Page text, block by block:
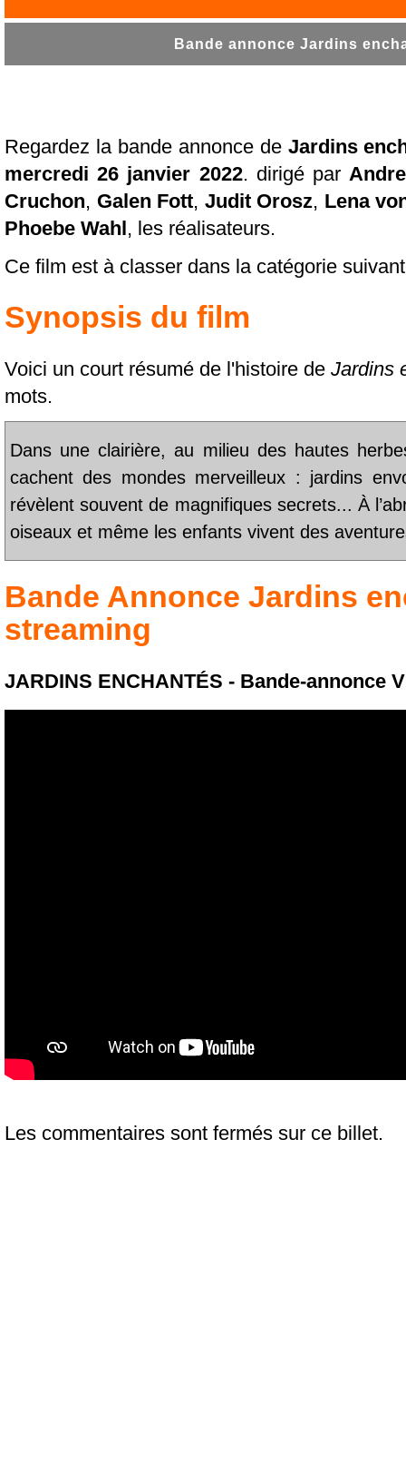
Bande annonce Jardins
Regardez la bande annonce de Jardins
mercredi 26 janvier 2022. dirigé par
Cruchon, Galen Fott, Judit Orosz, Lena
Phoebe Wahl , les réalisateurs.
Ce film est à classer dans la catégorie
Synopsis du film
Voici un court résumé de l'histoire de Jardins
mots.
Dans une clairière, au milieu des hautes
cachent des mondes merveilleux : jardins
révèlent souvent de magnifiques secrets... À
oiseaux et même les enfants vivent des
Bande Annonce Jardins
streaming
JARDINS ENCHANTÉS - Bande-annonce
Les commentaires sont fermés sur ce billet.